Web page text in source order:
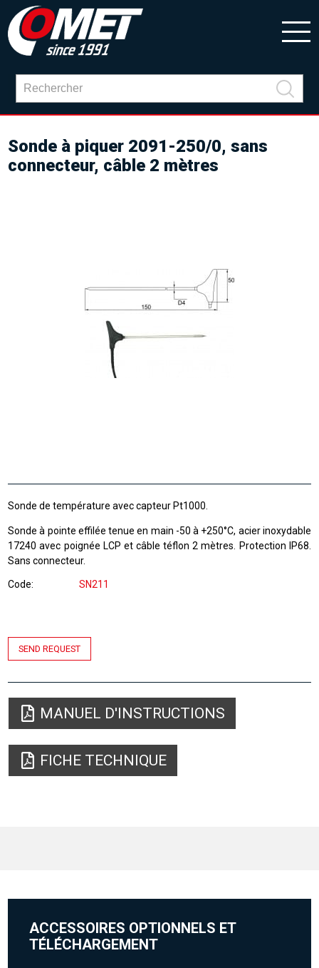
Sonde à piquer 2091-250/0, sans
connecteur, câble 2 mètres
Sonde de température avec capteur Pt1000.
Sonde à pointe effilée tenue en main -50 à +250°C, acier inoxydable
17240 avec poignée LCP et câble téflon 2 mètres. Protection IP68.
Sans connecteur.
Code SN211
SEND REQUEST
MANUEL D'INSTRUCTIONS
FICHE TECHNIQUE
ACCESSOIRES OPTIONNELS ET
TÉLÉCHARGEMENT